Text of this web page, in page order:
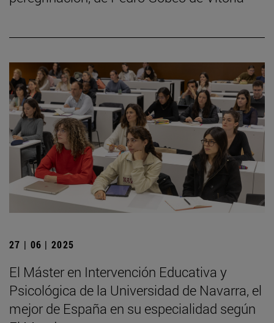
27 | 06 | 2025
El Máster en Intervención Educativa y
Psicológica de la Universidad de Navarra, el
mejor de España en su especialidad según